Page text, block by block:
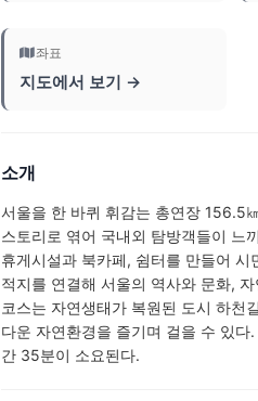
좌표
지도에서 보기 →
소개
서울을 한 바퀴 휘감는 총연장 156.5
스토리로 엮어 국내외 탐방객들이 느
휴게시설과 북카페, 쉼터를 만들어
적지를 연결해 서울의 역사와 문화,
코스는 자연생태가 복원된 도시 하천
다운 자연환경을 즐기며 걸을 수 있
간 35분이 소요된다.